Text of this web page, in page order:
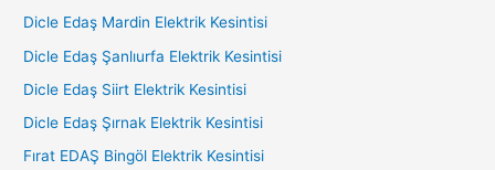
Dicle Edaş Mardin Elektrik Kesintisi
Dicle Edaş Şanlıurfa Elektrik Kesintisi
Dicle Edaş Siirt Elektrik Kesintisi
Dicle Edaş Şırnak Elektrik Kesintisi
Fırat EDAŞ Bingöl Elektrik Kesintisi